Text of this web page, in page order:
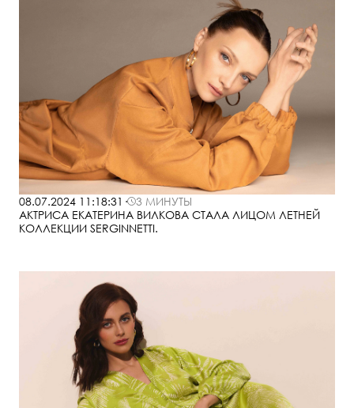
08.07.2024 11:18:31 ·
3 МИНУТЫ
АКТРИСА ЕКАТЕРИНА ВИЛКОВА СТАЛА ЛИЦОМ ЛЕТНЕЙ
КОЛЛЕКЦИИ SERGINNETTI.